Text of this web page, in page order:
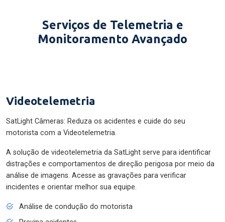
Serviços de Telemetria e
Monitoramento Avançado
Videotelemetria
SatLight Câmeras: Reduza os acidentes e cuide do seu
motorista com a Videotelemetria.
A solução de videotelemetria da SatLight serve para identificar
distrações e comportamentos de direção perigosa por meio da
análise de imagens. Acesse as gravações para verificar
incidentes e orientar melhor sua equipe.
Análise de condução do motorista